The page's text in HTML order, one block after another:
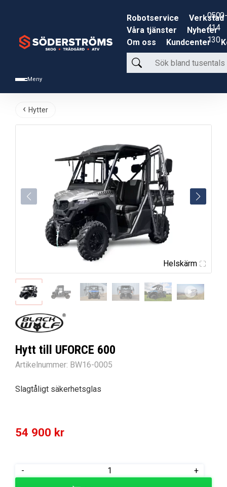
Meny
Robotservice
Verkstad
Våra tjänster
Nyheter
Om oss
Kundcenter
Sök
bland
produkter
0500-
414
130
Hytter
Helskärm
Hytt till UFORCE 600
Artikelnummer: BW16-0005
Slagtåligt säkerhetsglas
54 900 kr
-
Hytt
till
+